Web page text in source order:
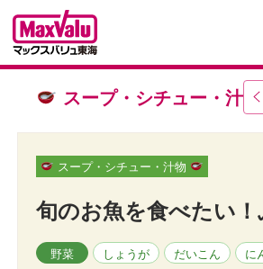
スープ・シチュー・汁物
スープ・シチュー・汁物
旬のお魚を食べたい
野菜 しょうが だいこん に